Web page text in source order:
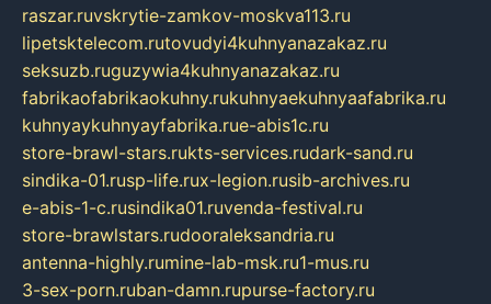
raszar.ruvskrytie-zamkov-moskva113.ru
lipetsktelecom.rutovudyi4kuhnyanazakaz.ru
seksuzb.ruguzywia4kuhnyanazakaz.ru
fabrikaofabrikaokuhny.rukuhnyaekuhnyaafabrika.ru
kuhnyaykuhnyayfabrika.rue-abis1c.ru
store-brawl-stars.rukts-services.rudark-sand.ru
sindika-01.rusp-life.rux-legion.rusib-archives.ru
e-abis-1-c.rusindika01.ruvenda-festival.ru
store-brawlstars.rudooraleksandria.ru
antenna-highly.rumine-lab-msk.ru1-mus.ru
3-sex-porn.ruban-damn.rupurse-factory.ru